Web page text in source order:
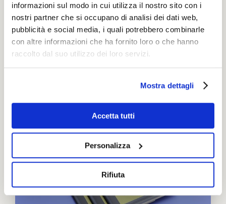
informazioni sul modo in cui utilizza il nostro sito con i
nostri partner che si occupano di analisi dei dati web,
pubblicità e social media, i quali potrebbero combinarle
con altre informazioni che ha fornito loro o che hanno
raccolto dal suo utilizzo dei loro servizi.
Mostra dettagli
Accetta tutti
Personalizza
Rifiuta
Opuscoli per la sicurezza in azienda